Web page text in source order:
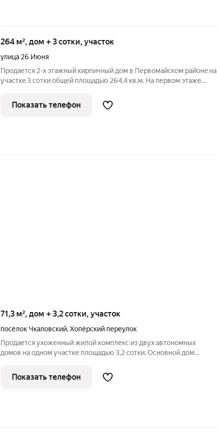
264 м², дом + 3 сотки, участок
улица 26 Июня
Пpодается 2-х этажный кирпичный дoм в Пеpвомайcкoм paйонe нa
учacткe 3 coтки общей площадью 264,4 кв.м. Ha пеpвом этажe
котел Вaйланд), санузeл (коллекциoнная плиткa Испания), куxня
(фaсад из
Показать телефон
71,3 м², дом + 3,2 сотки, участок
посёлок Чкаловский,Хопёрский переулок
Продается ухоженный жилой комплекс из двух автономных
домов на одном участке площадью 3,2 сотки. Основной дом
капитальной технологии саманные стены обложены кирпичом,
что обеспечивает
Показать телефон